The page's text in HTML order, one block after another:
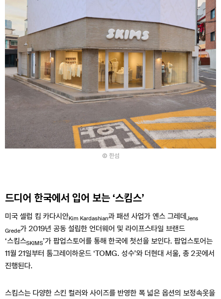
한섬
드디어 한국에서 입어 보는 ‘스킴스’
미국 셀럽 킴 카다시안Kim Kardashian과 패션 사업가 옌스 그레데 Jens
Grede가 2019년 공동 설립한 언더웨어 및 라이프스타일 브랜드
‘스킴스SKIMS’가 팝업스토어를 통해 한국에 첫선을 보인다. 팝업스토어는
11월 21일부터 톰그레이하운드 ‘TOMG. 성수’와 더현대 서울, 총 2곳에서
진행된다.
스킴스는 다양한 스킨 컬러와 사이즈를 반영한 폭 넓은 옵션의 보정속옷을